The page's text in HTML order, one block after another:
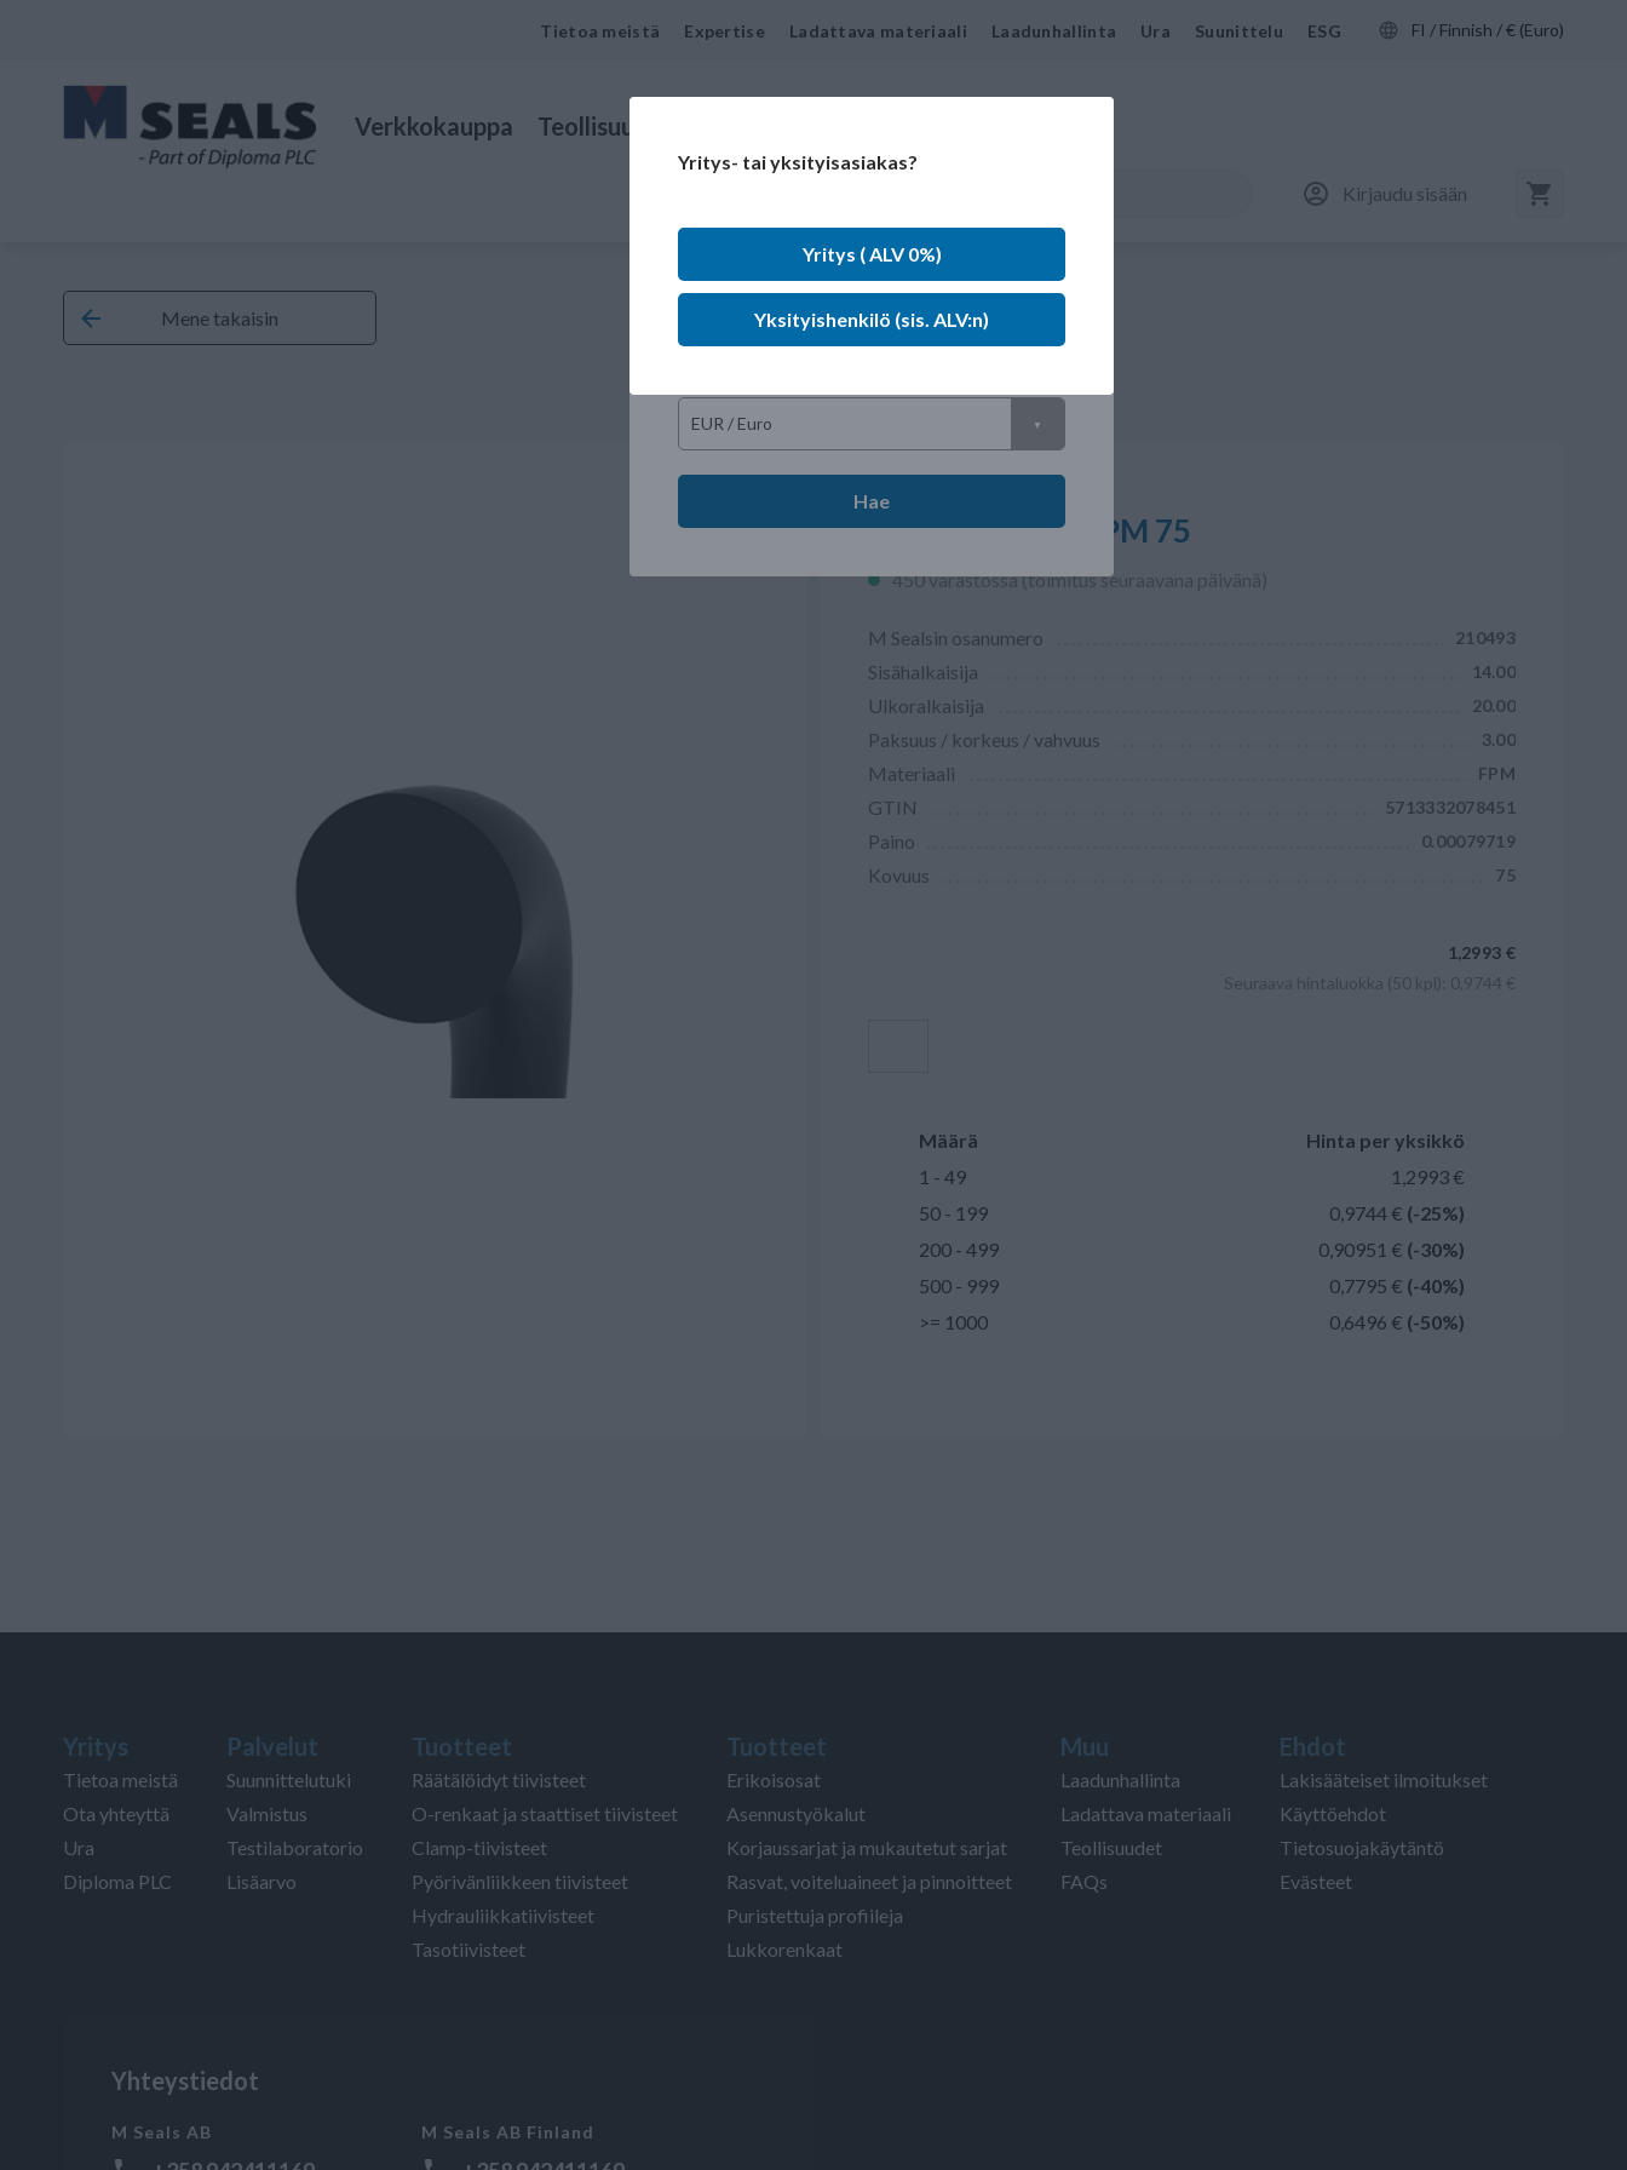
Tietoa meistä Expertise Ladattava materiaali Laadunhallinta Ura Suunittelu ESG FI / Finnish / € (Euro)
Verkkokauppa Teollisuudenalat
Kirjaudu sisään
Mene takaisin
OR 14,00- 3,00 FPM 75
450 varastossa (toimitus seuraavana päivänä)
M Sealsin osanumero 210493
Sisähalkaisija 14.00
Ulkoralkaisija 20.00
Paksuus / korkeus / vahvuus 3.00
Materiaali FPM
GTIN 5713332078451
Paino 0.00079719
Kovuus 75
1,2993 €
Seuraava hintaluokka (50 kpl): 0,9744 €
Määrä
Hinta per yksikkö
1 - 49
1,2993 €
50 - 199
0,9744 € (-25%)
200 - 499
0,90951 € (-30%)
500 - 999
0,7795 € (-40%)
>= 1000
0,6496 € (-50%)
Yritys
Tietoa meistä
Ota yhteyttä
Ura
Diploma PLC
Palvelut
Suunnittelutuki
Valmistus
Testilaboratorio
Lisäarvo
Tuotteet
Räätälöidyt tiivisteet
O-renkaat ja staattiset tiivisteet
Clamp-tiivisteet
Pyörivänliikkeen tiivisteet
Hydrauliikkatiivisteet
Tasotiivisteet
Tuotteet
Erikoisosat
Asennustyökalut
Korjaussarjat ja mukautetut sarjat
Rasvat, voiteluaineet ja pinnoitteet
Puristettuja profiileja
Lukkorenkaat
Muu
Laadunhallinta
Ladattava materiaali
Teollisuudet
FAQs
Ehdot
Lakisääteiset ilmoitukset
Käyttöehdot
Tietosuojakäytäntö
Evästeet
Yhteystiedot
M Seals AB M Seals AB Finland
Kieli
Hae
Yritys- tai yksityisasiakas?
Yritys ( ALV 0%)
Yksityishenkilö (sis. ALV:n)